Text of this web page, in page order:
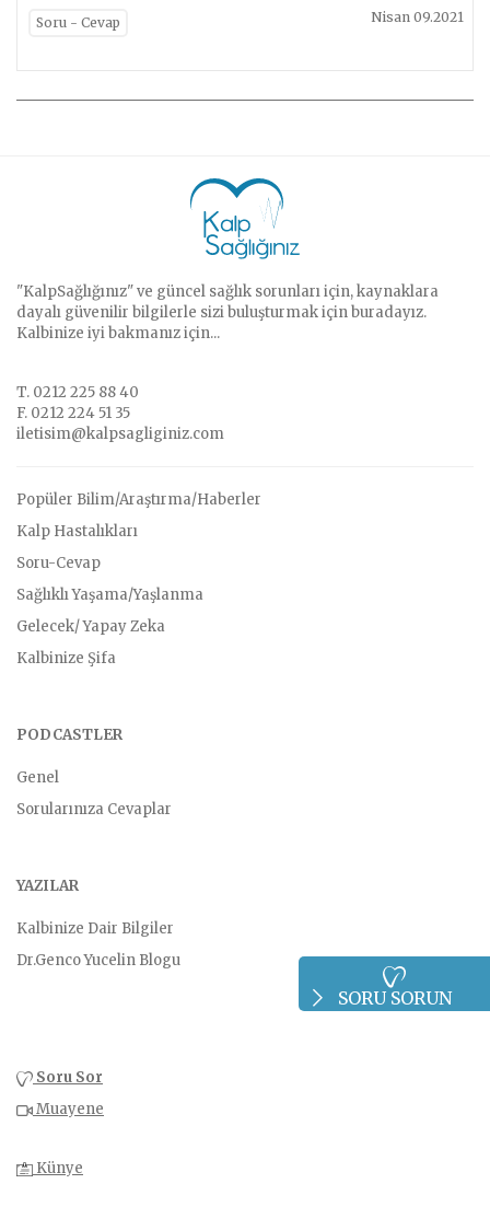
Soru - Cevap Nisan 09.2021
"KalpSağlığınız" ve güncel sağlık sorunları için, kaynaklara
dayalı güvenilir bilgilerle sizi buluşturmak için buradayız.
Kalbinize iyi bakmanız için...
T. 0212 225 88 40
F. 0212 224 51 35
iletisim@kalpsagliginiz.com
Popüler Bilim/Araştırma/Haberler
Kalp Hastalıkları
Soru-Cevap
Sağlıklı Yaşama/Yaşlanma
Gelecek/ Yapay Zeka
Kalbinize Şifa
PODCASTLER
Genel
Sorularınıza Cevaplar
YAZILAR
Kalbinize Dair Bilgiler
Dr.Genco Yucelin Blogu
Soru Sor
Muayene
Künye
SORU SORUN